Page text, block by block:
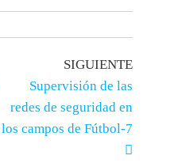
SIGUIENTE
Supervisión de las
redes de seguridad en
los campos de Fútbol-7